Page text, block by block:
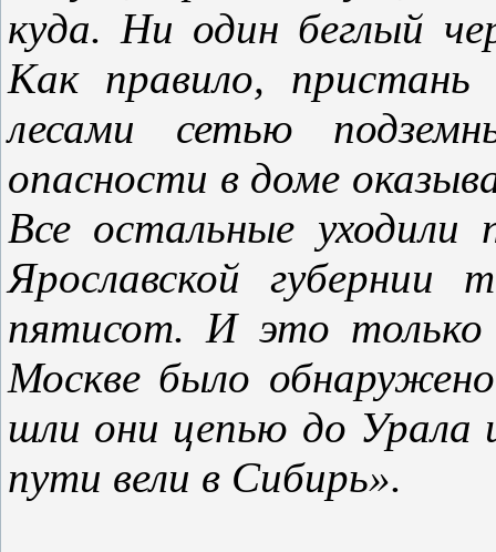
куда. Ни один беглый
Как правило,
лесами сетью
опасности в доме
Все остальные
Ярославской
пятисот. И это
Москве было
шли они цепью до Урала
пути вели в Сибирь».